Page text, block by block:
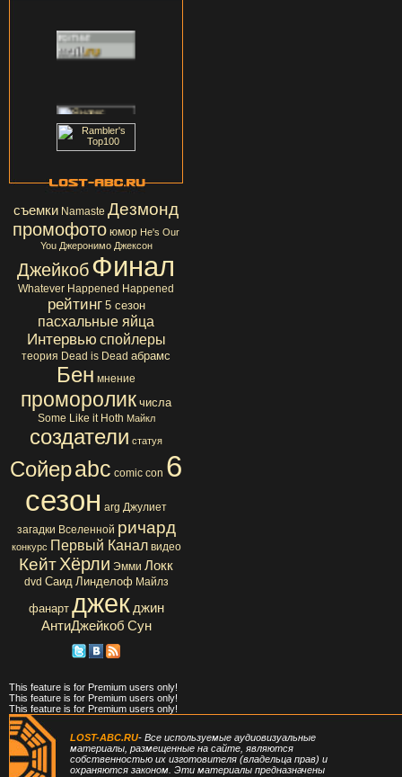
съемки Namaste Дезмонд
промофото юмор He's Our
You Джеронимо Джексон
ДжейкобФинал
Whatever Happened Happened
рейтинг 5 сезон
пасхальные яйца
Интервью спойлеры
теория Dead is Dead абрамс
Бен мнение
проморолик числа
Some Like it Hoth Майкл
создатели статуя
Сойерabc comic con 6
сезон arg Джулиет
загадки Вселенной ричард
конкурс Первый Канал видео
КейтХёрли Эмми Локк
dvd Саид Линделоф Майлз
фанарт джек джин
АнтиДжейкоб Сун
This feature is for Premium users only!
This feature is for Premium users only!
This feature is for Premium users only!
LOST-ABC.RU- Все используемые аудиовизуальные
материалы, размещенные на сайте, являются
собственностью их изготовителя (владельца прав) и
охраняются законом. Эти материалы предназначены